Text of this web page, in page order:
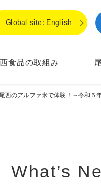
Global site: English
食品の取組み
西のアルファ米で体験！～令和５
What’s